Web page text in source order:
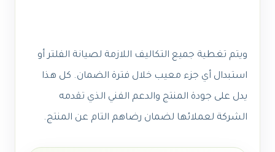
ويتم تغطية جميع التكاليف اللازمة لصيانة الفلتر أو
استبدال أي جزء معيب خلال فترة الضمان. كل هذا
يدل على جودة المنتج والدعم الفني الذي تقدمه
الشركة لعملائها لضمان رضاهم التام عن المنتج.